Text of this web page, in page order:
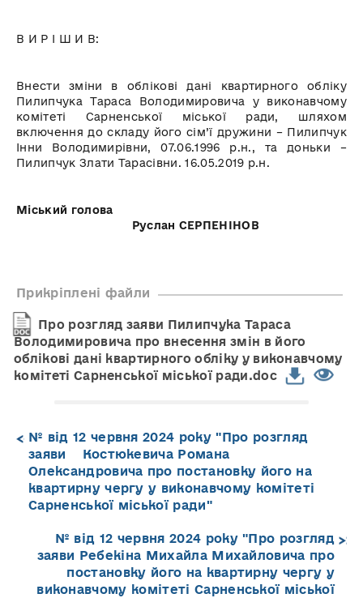
В И Р І Ш И В:
Внести зміни в облікові дані квартирного обліку
Пилипчука Тараса Володимировича у виконавчому
комітеті Сарненської міської ради, шляхом
включення до складу його сім’ї дружини – Пилипчук
Інни Володимирівни, 07.06.1996 р.н., та доньки –
Пилипчук Злати Тарасівни. 16.05.2019 р.н.
Міський голова
Руслан СЕРПЕНІНОВ
Прикріплені файли
Про розгляд заяви Пилипчука Тараса
Володимировича про внесення змін в його
облікові дані квартирного обліку у виконавчому
комітеті Сарненської міської ради.doc
№ від 12 червня 2024 року "Про розгляд
заяви Костюкевича Романа
Олександровича про постановку його на
квартирну чергу у виконавчому комітеті
Сарненської міської ради"
№ від 12 червня 2024 року "Про розгляд
заяви Ребекіна Михайла Михайловича про
постановку його на квартирну чергу у
виконавчому комітеті Сарненської міської